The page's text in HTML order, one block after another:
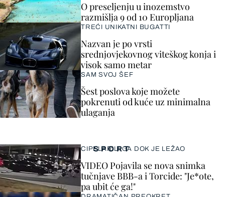
SPORT
CIPELARILI GA DOK JE LEŽAO
VIDEO Pojavila se nova snimka
tučnjave BBB-a i Torcide: "Je*ote,
pa ubit će ga!"
O preseljenju u inozemstvo
razmišlja 9 od 10 Europljana
TREĆI UNIKATNI BUGATTI
Nazvan je po vrsti
srednjovjekovnog viteškog konja i
visok samo metar
SAM SVOJ ŠEF
Šest poslova koje možete
pokrenuti od kuće uz minimalna
ulaganja